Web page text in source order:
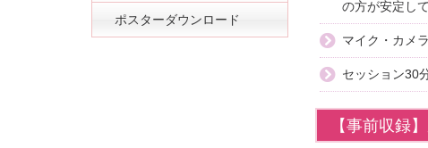
ポスターダウンロード
の方が安定し
マイク・カメ
セッション30
【事前収録